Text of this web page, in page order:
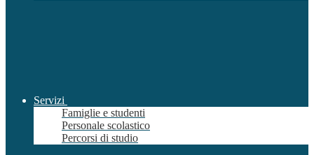
Servizi
Famiglie e studenti
Personale scolastico
Percorsi di studio